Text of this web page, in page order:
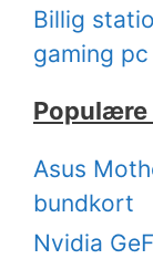
Billig
gaming pc
Asus
bundkort
Nvidia